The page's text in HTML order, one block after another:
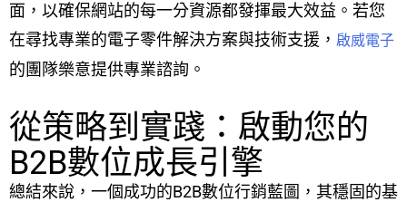
面，以確保網站的每一分資源都發揮最大效益。若您
在尋找專業的電子零件解決方案與技術支援， 啟威電子
的團隊樂意提供專業諮詢。
從策略到實踐：啟動您的
B2B數位成長引擎
總結來說，一個成功的B2B數位行銷藍圖，其穩固的基